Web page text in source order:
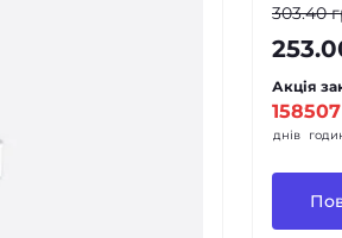
303.40
Акція
1585
днів
: 07